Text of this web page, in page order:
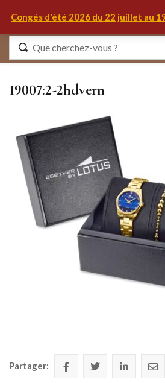
Congés d'été 2026 du 22 juillet au
19007:2-2hdvern
Partager:
Identifiez-
Se souvenir de moi
MON